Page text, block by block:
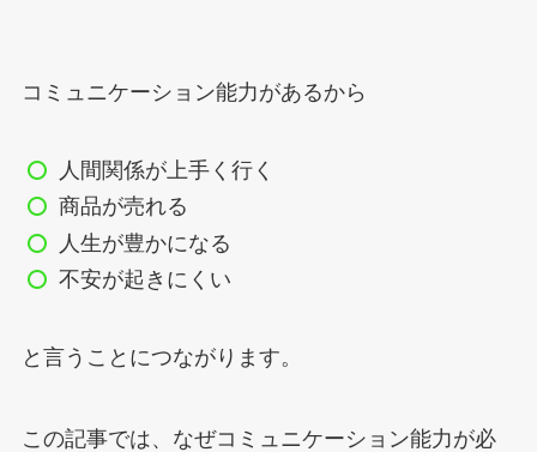
コミュニケーション能力があるから
人間関係が上手く行く
商品が売れる
人生が豊かになる
不安が起きにくい
と言うことにつながります。
この記事では、なぜコミュニケーション能力が必